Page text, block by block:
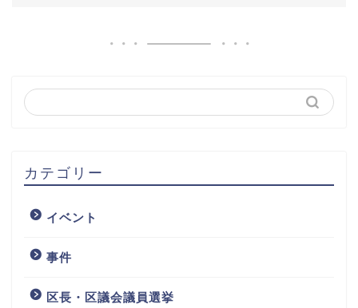
カテゴリー
イベント
事件
区長・区議会議員選挙